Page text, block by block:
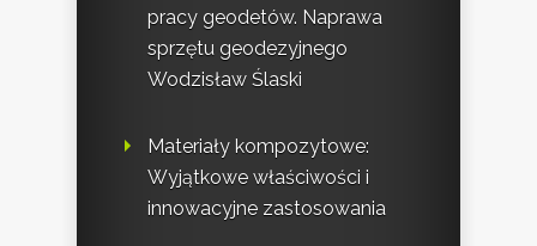
pracy geodetów. Naprawa
sprzętu geodezyjnego
Wodzisław Ślaski
Materiały kompozytowe:
Wyjątkowe właściwości i
innowacyjne zastosowania